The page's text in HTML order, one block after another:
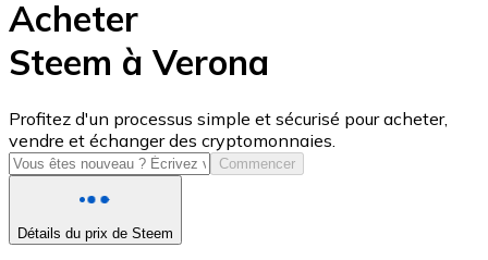
USD Coin
USDC
Acheter
Steem à Verona
Profitez d'un processus simple et sécurisé pour acheter,
vendre et échanger des cryptomonnaies.
Commencer
Détails du prix de Steem